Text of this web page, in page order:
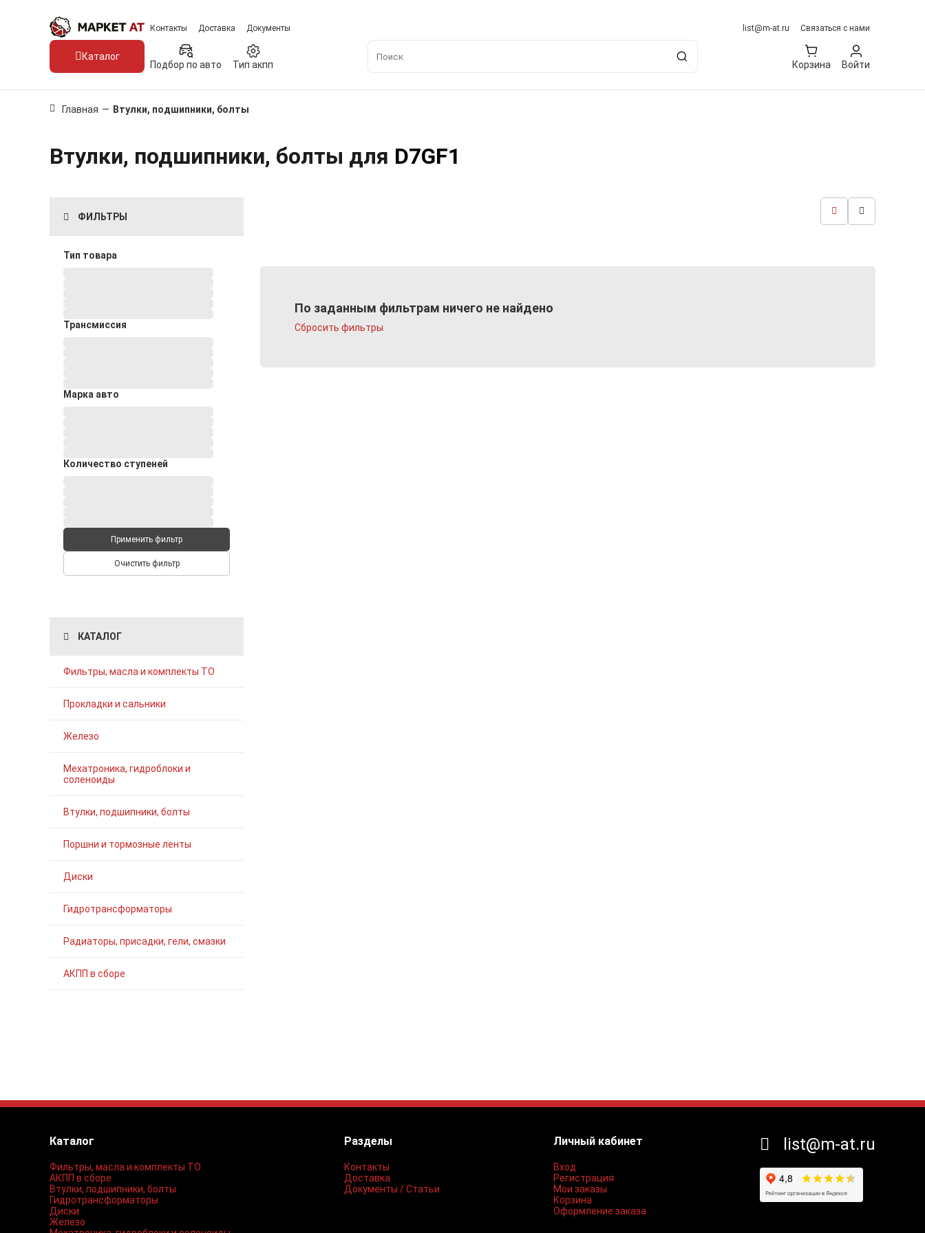
Контакты Доставка Документы list@m-at.ru Связаться с нами
Каталог
Подбор по авто Тип акпп Корзина Войти
Главная — Втулки, подшипники, болты
Втулки, подшипники, болты для D7GF1
ФИЛЬТРЫ
Тип товара
Трансмиссия
Марка авто
Количество ступеней
Применить фильтр
Очистить фильтр
КАТАЛОГ
Фильтры, масла и комплекты ТО
Прокладки и сальники
Железо
Мехатроника, гидроблоки и
соленоиды
Втулки, подшипники, болты
Поршни и тормозные ленты
Диски
Гидротрансформаторы
Радиаторы, присадки, гели, смазки
АКПП в сборе
По заданным фильтрам ничего не найдено
Сбросить фильтры
Каталог
Фильтры, масла и комплекты ТО
АКПП в сборе
Втулки, подшипники, болты
Гидротрансформаторы
Диски
Железо
Разделы
Контакты
Доставка
Документы / Статьи
Личный кабинет
Вход
Регистрация
Мои заказы
Корзина
Оформление заказа
list@m-at.ru